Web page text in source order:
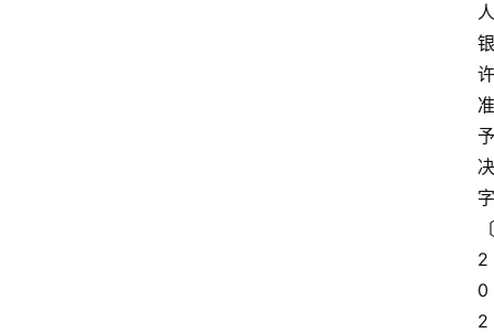
人
银
许
准
予
决
字
〔
2
0
2